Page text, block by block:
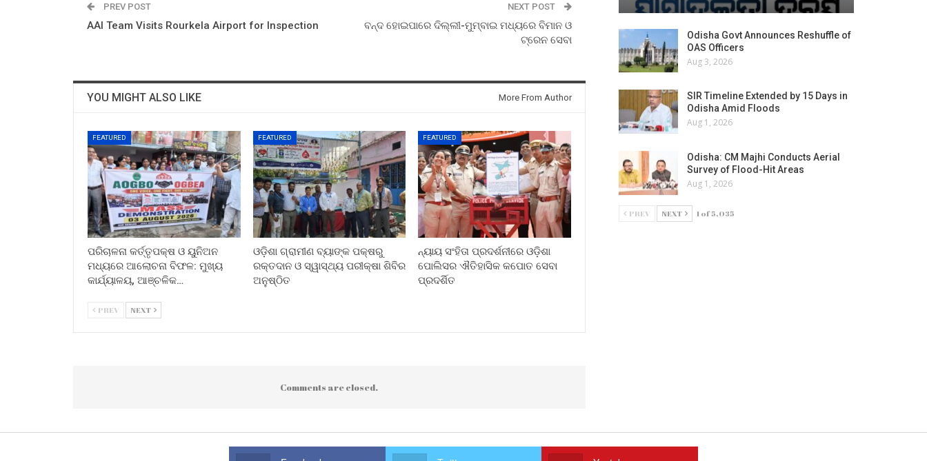
PREV POST
AAI Team Visits Rourkela Airport for Inspection
NEXT POST
ବନ୍ଦ ହୋଇପାରେ ଦିଲ୍ଲୀ-ମୁମ୍ବାଇ ମଧ୍ୟରେ ବିମାନ ଓ
ଟ୍ରେନ ସେବା
YOU MIGHT ALSO LIKE More From Author
FEATURED
ପରିଚାଳନା କର୍ତ୍ତୃପକ୍ଷ ଓ ୟୁନିଅନ
ମଧ୍ୟରେ ଆଲୋଚନା ବିଫଳ: ମୁଖ୍ୟ
କାର୍ଯ୍ୟାଳୟ, ଆଞ୍ଚଳିକ…
FEATURED
ଓଡ଼ିଶା ଗ୍ରାମୀଣ ବ୍ୟାଙ୍କ ପକ୍ଷରୁ
ରକ୍ତଦାନ ଓ ସ୍ୱାସ୍ଥ୍ୟ ପରୀକ୍ଷା ଶିବିର
ଅନୁଷ୍ଠିତ
FEATURED
ନ୍ୟାୟ ସଂହିତା ପ୍ରଦର୍ଶନୀରେ ଓଡ଼ିଶା
ପୋଲିସର ଐତିହାସିକ କପୋତ ସେବା
ପ୍ରଦର୍ଶିତ
PREV NEXT
Comments are closed.
Odisha Govt Announces Reshuffle of
OAS Officers
Aug 3, 2026
SIR Timeline Extended by 15 Days in
Odisha Amid Floods
Aug 1, 2026
Odisha: CM Majhi Conducts Aerial
Survey of Flood-Hit Areas
Aug 1, 2026
PREV NEXT 1 of 5,035